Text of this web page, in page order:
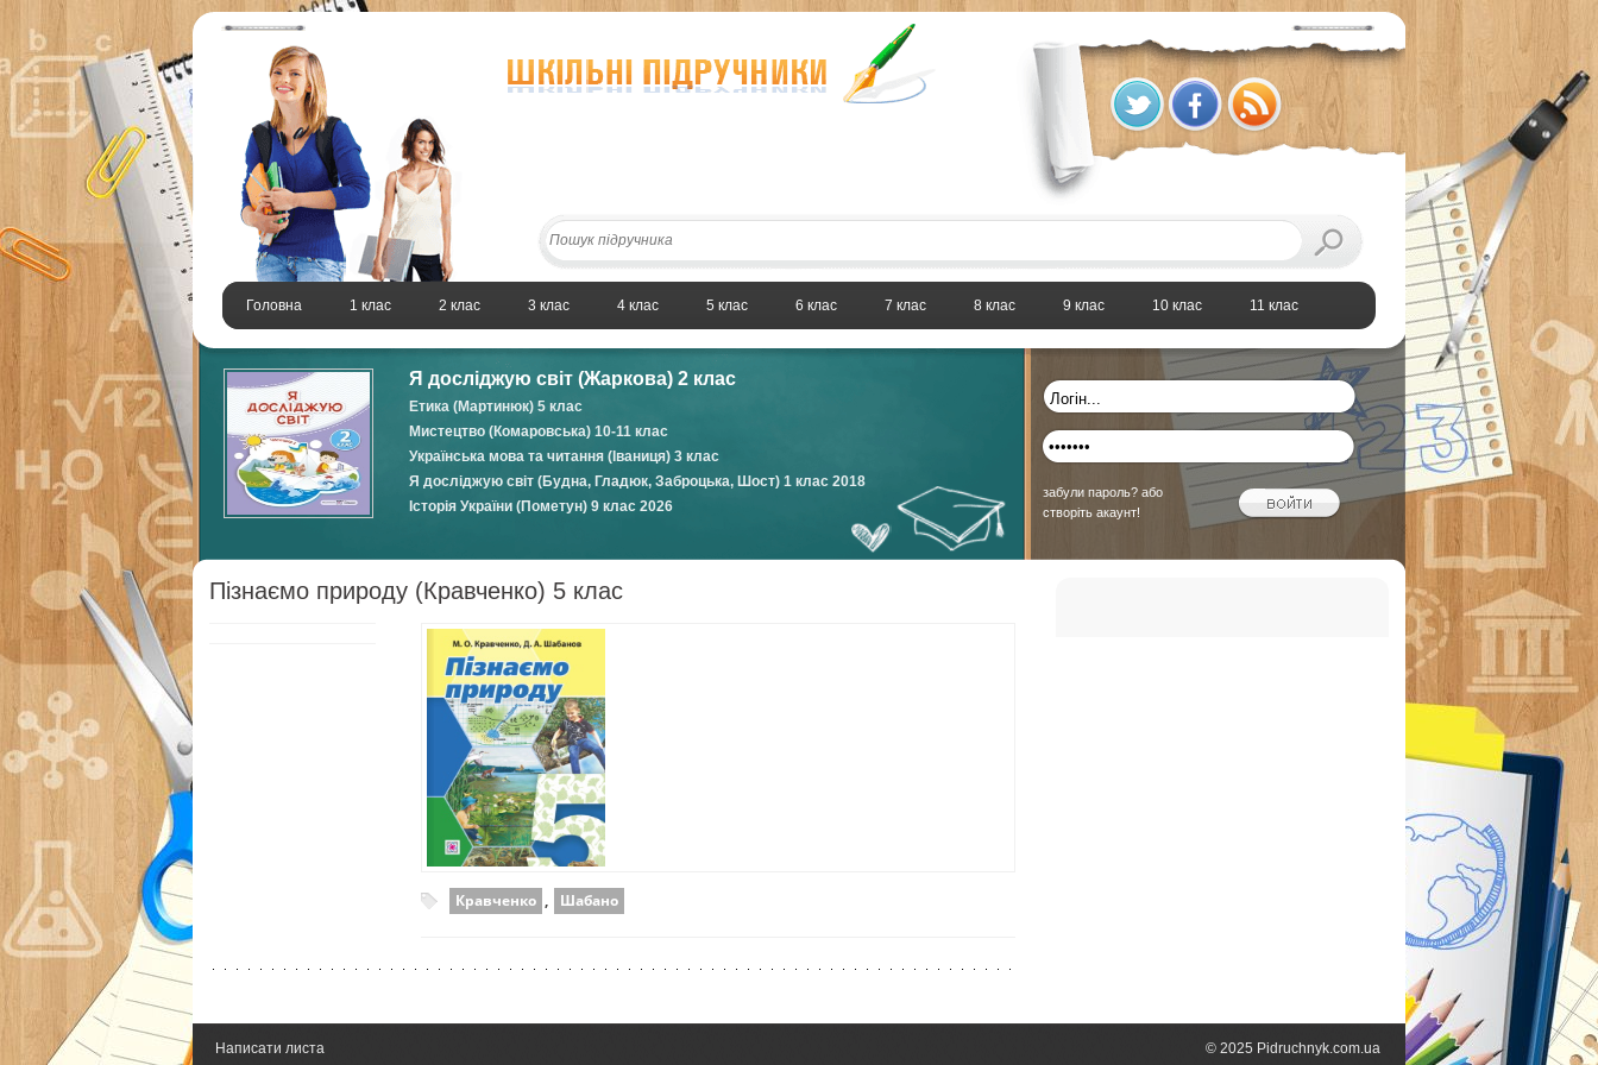
Головна 1 клас 2 клас 3 клас 4 клас 5 клас 6 клас 7 клас 8 клас 9 клас 10 клас 11 клас
забули пароль? або
створіть акаунт!
Я досліджую світ (Жаркова) 2 клас
Етика (Мартинюк) 5 клас
Мистецтво (Комаровська) 10-11 клас
Українська мова та читання (Іваниця) 3 клас
Я досліджую світ (Будна, Гладюк, Заброцька, Шост) 1 клас 2018
Історія України (Пометун) 9 клас 2026
Пізнаємо природу (Кравченко) 5 клас
Кравченко , Шабано
Написати листа © 2025 Pidruchnyk.com.ua